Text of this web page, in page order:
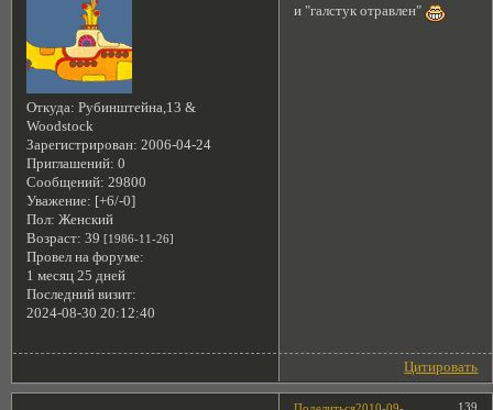
Откуда: Рубинштейна,13 &
Woodstock
Зарегистрирован: 2006-04-24
Приглашений: 0
Сообщений: 29800
Уважение: [+6/-0]
Пол: Женский
Возраст: 39 [1986-11-26]
Провел на форуме:
1 месяц 25 дней
Последний визит:
2024-08-30 20:12:40
и "галстук отравлен"
Цитировать
139